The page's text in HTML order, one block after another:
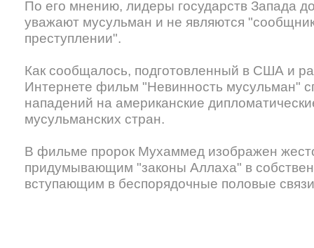
По его мнению, лидеры государств Запада
уважают мусульман и не являются
преступлении".
Как сообщалось, подготовленный в США и
Интернете фильм "Невинность мусульман"
нападений на американские
мусульманских стран.
В фильме пророк Мухаммед изображен
придумывающим "законы Аллаха" в
вступающим в беспорядочные половые